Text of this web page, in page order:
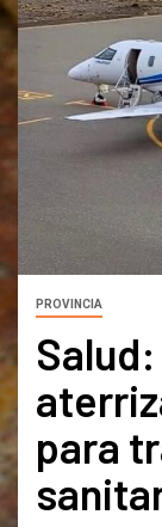
PROVINCIA
para